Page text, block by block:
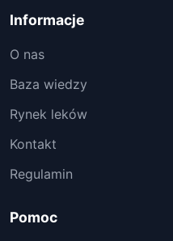
Informacje
O nas
Baza wiedzy
Rynek leków
Kontakt
Regulamin
Pomoc